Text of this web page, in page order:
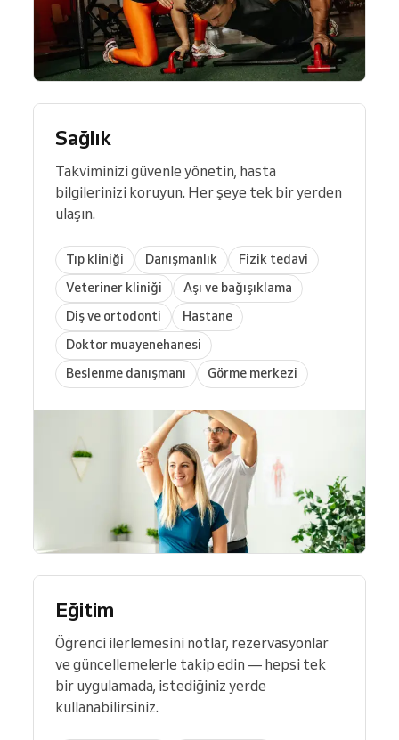
Sağlık
Takviminizi güvenle yönetin, hasta
bilgilerinizi koruyun. Her şeye tek bir yerden
ulaşın.
Tıp kliniği Danışmanlık
Fizik tedavi
Veteriner kliniği
Aşı ve bağışıklama
Diş ve ortodonti
Hastane
Doktor muayenehanesi
Beslenme danışmanı
Görme merkezi
Eğitim
Öğrenci ilerlemesini notlar, rezervasyonlar
ve güncellemelerle takip edin — hepsi tek
bir uygulamada, istediğiniz yerde
kullanabilirsiniz.